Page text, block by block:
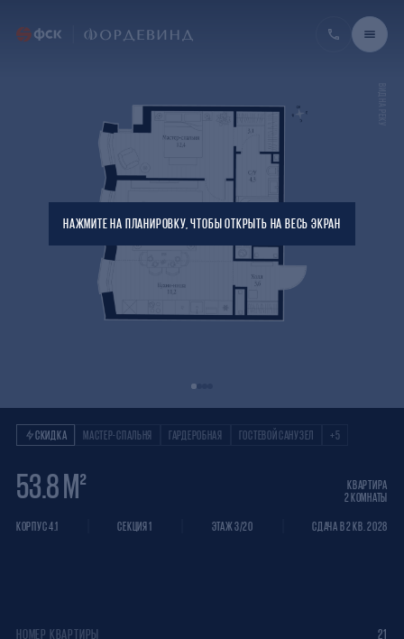
СКИДКА МАСТЕР-СПАЛЬНЯ ГАРДЕРОБНАЯ ГОСТЕВОЙ САНУЗЕЛ +5
Квартира 2
53.8 М²
КВАРТИРА
2 КОМНАТЫ
КОРПУС 4.1 СЕКЦИЯ 1 ЭТАЖ 3/20 СДАЧА В 2 КВ. 2028
НОМЕР КВАРТИРЫ
21
НАЖМИТЕ НА ПЛАНИРОВКУ, ЧТОБЫ ОТКРЫТЬ НА ВЕСЬ ЭКРАН